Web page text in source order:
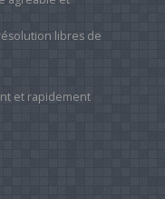
libres de
et rapidement